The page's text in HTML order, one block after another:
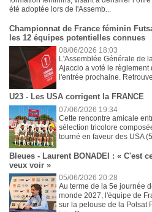
été adoptée lors de l'Assemb...
Championnat de France féminin
les 12 équipes potentielles connues
08/06/2026 18:03
L'Assemblée Générale de
Ajaccio a voté le
l'entrée prochaine.
U23 - Les USA corrigent la FRANCE
07/06/2026 19:34
Cette rencontre amicale
sélection tricolore
tourné en faveur des USA
Bleues - Laurent BONADEI : « C'est
veux voir »
05/06/2026 20:28
Au terme de la 5e journée
monde 2027, l'équipe de
sur la pelouse de la Polsat